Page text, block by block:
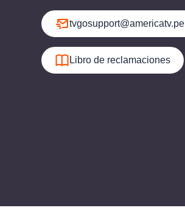
tvgosupport@americatv.pe
Libro de reclamaciones